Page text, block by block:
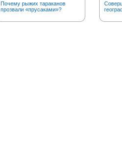
Почему рыжих тараканов
прозвали «прусаками»?